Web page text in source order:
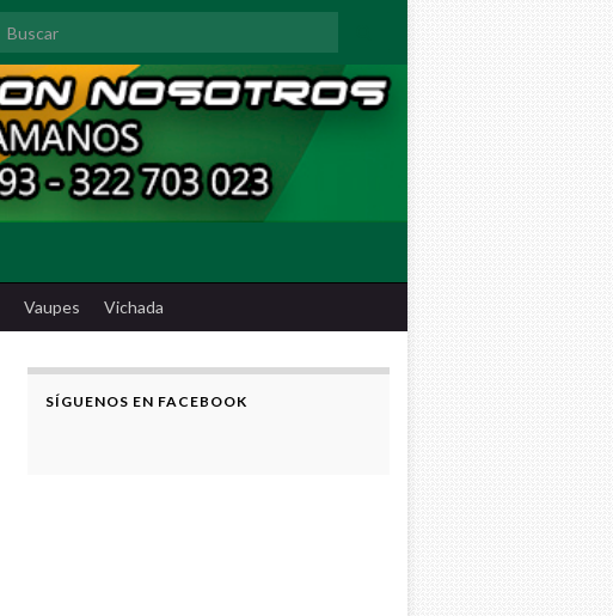
Search for:
Vaupes Vichada
SÍGUENOS EN FACEBOOK